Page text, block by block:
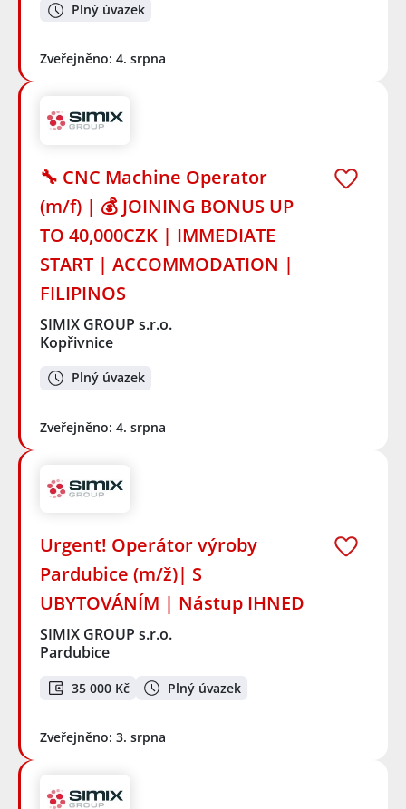
Plný úvazek
Zveřejněno: 4. srpna
🔧 CNC Machine Operator
(m/f) | 💰 JOINING BONUS UP
TO 40,000CZK | IMMEDIATE
START | ACCOMMODATION |
FILIPINOS
SIMIX GROUP s.r.o.
Kopřivnice
Plný úvazek
Zveřejněno: 4. srpna
Urgent! Operátor výroby
Pardubice (m/ž)| S
UBYTOVÁNÍM | Nástup IHNED
SIMIX GROUP s.r.o.
Pardubice
35 000 Kč Plný úvazek
Zveřejněno: 3. srpna